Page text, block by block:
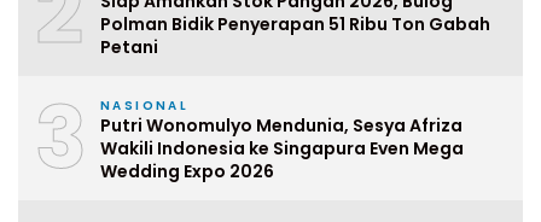
Polman Bidik Penyerapan 51 Ribu Ton Gabah
Petani
3 NASIONAL
Putri Wonomulyo Mendunia, Sesya Afriza
Wakili Indonesia ke Singapura Even Mega
Wedding Expo 2026